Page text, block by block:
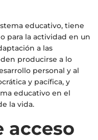
educativo, tiene
para la actividad en un
a las
producirse a lo
personal y al
y pacífica, y
educativo en el
la vida.
acceso